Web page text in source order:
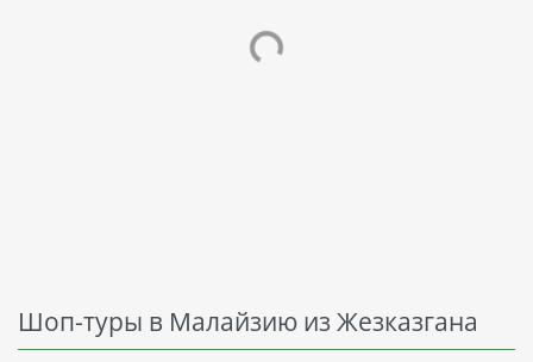
Шоп-туры в Малайзию из Жезказгана